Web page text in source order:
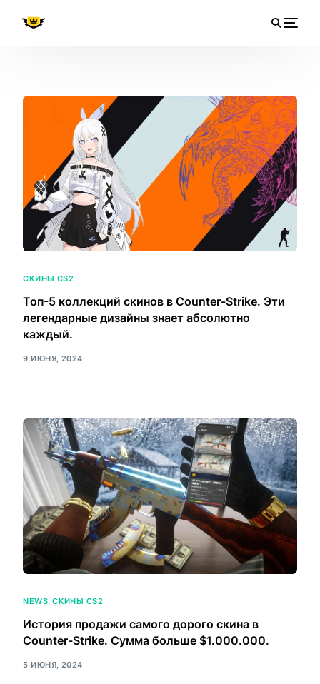
СКИНЫ CS2
Топ-5 коллекций скинов в Counter-Strike. Эти
легендарные дизайны знает абсолютно
каждый.
9 ИЮНЯ, 2024
NEWS,СКИНЫ CS2
История продажи самого дорого скина в
Counter-Strike. Сумма больше $1.000.000.
5 ИЮНЯ, 2024